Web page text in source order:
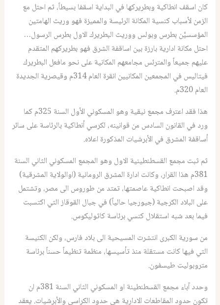
كان اسقف انطاكية وبطريركها في البداية اسقفا بسيطاً، ثم احتل مع
الزمن لأسباب كنسية المكانة الرئيسة والمميزة فهو وريث الهامتين
المؤسسيَّن بطرس وبولس ووريث البطريرك الاول بطرس الرسول…
احتل مكانة ادارية بارزة بين اساقفة الشرق فهو بطريركهم المتقدم
عليهم جميعاً والمترئس مجامعهم المكانية على نحو مافعل البطريرك
فيتاليس في المجمعين المكانيين انقرة العام 314م وقيصرية الجديدة
العام 320م.
هذا فقد اعترف مجمع نيقية وهو المسكوني الأول السنة 325م كما
ورد في القانون السادس من قوانينه، لكرسي أنطاكية بالرئاسة على سائر
أساقفة المشرق في الأبرشيات المذكورة اعلاه.
ثم ثبت مجمع القسطنطينية الاول وهو المجمع المسكوني الثاني السنة
381م هذا القرار، وكانت ادارة المشرق الرومانية (اوالولاية المشرقية)
وقد اصبحت انطاكية عاصمتها، تمتد من طوروس الى مصر، وتشتمل
على البلاد الكرجية (جيورجيا حالياً) في جبال القوقاز التي اكتسبت
فيما بعد شبه استقلال كنسي برئاسة كاثوليكوس.
من سورية الكبرى انتشرت المسيحية الى بلاد فارس، ولكن الكنيسة
التي فيها كانت مستقلة منذ تأسيسها، منظمة تنظيماً حسناً برئاسة
متروبوليت طيسفون.
وحدد آباء مجمع القسطنطينة او المسكوني الثاني السنة 381م ان
تكون حدود المقاطعات الادارية هي حدود الكراسي والأبرشيات. يعقد